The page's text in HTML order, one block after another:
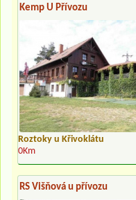
Kemp U Přívozu
Roztoky u Křivoklátu
0Km
RS Višňová u přívozu